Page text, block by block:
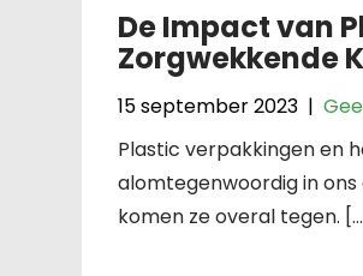
De Impact van
Zorgwekkende
15 september 2023 |
Plastic verpakkingen en
alomtegenwoordig in
komen ze overal tegen.